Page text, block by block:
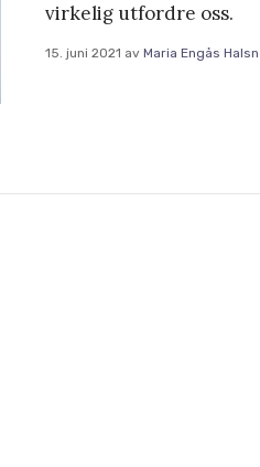
virkelig utfordre oss.
15. juni 2021 av Maria Engås